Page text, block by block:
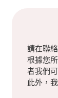
請在聯
根據您
者我們
此外，